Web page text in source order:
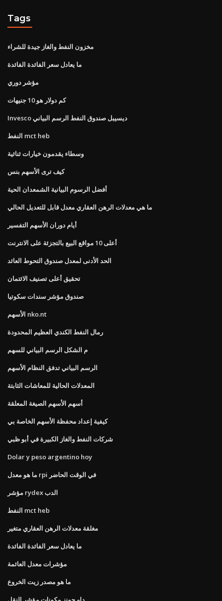
Tags
مخزون النفط والغاز جيدة للشراء
ما يعادل سعر الفائدة الفائدة
مؤشر دوري
كم دولار هو 10 جنيهات
Invesco ديسيبل صندوق النفط الرسم البياني
النفط mct heb
وسطاء يقدمون خيارات ثنائية
كيف ترى الأسهم بنس
أفضل الرسوم البيانية الشمعدان الحية
ما هي معدلات الرهن العقاري معدل قابل للتعديل الحالي
أيام دوران الأسهم التفسير
أعلى 10 مواقع البيع بالتجزئة على الانترنت
الحد الأدنى لمعدل صندوق التحوط العائد
تحقيق أعلى تصنيف الائتمان
صندوق مؤشر سندات سكوتيا
الأسهم nko.nt
رمال النفط الكندي العظيم المحدودة
م الشكل الرسم البياني للسهم
الرسم البياني تدفق النظام الأسهم
المعدلات الحالية للمعاشات الثابتة
أسهم الأسهم الصيغة المعلقة
كيفية إعداد محفظة الأسهم الخاصة بي
شركات النفط والغاز الكبيرة في أبو ظبي
Dolar y peso argentino hoy
ما هو معدل rpi في الوقت الحاضر
مؤشر rydex الدب
النفط mct heb
مغلقة معدلات الرهن العقاري متغير
ما يعادل سعر الفائدة الفائدة
مؤشرات معدل العائمة
ما هو مصدر زيت الخروع